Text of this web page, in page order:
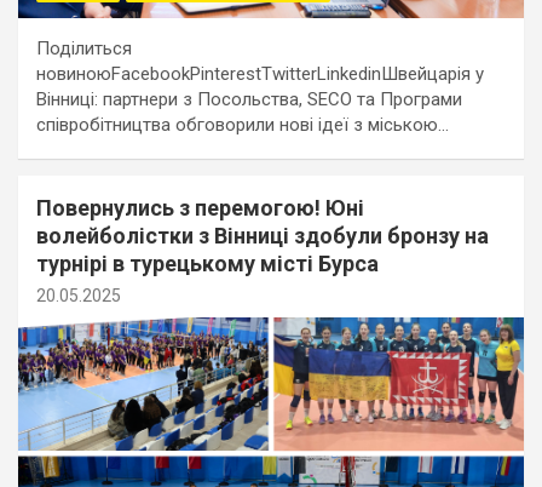
Поділиться
новиноюFacebookPinterestTwitterLinkedinШвейцарія у
Вінниці: партнери з Посольства, SECO та Програми
співробітництва обговорили нові ідеї з міською…
Повернулись з перемогою! Юні
волейболістки з Вінниці здобули бронзу на
турнірі в турецькому місті Бурса
20.05.2025